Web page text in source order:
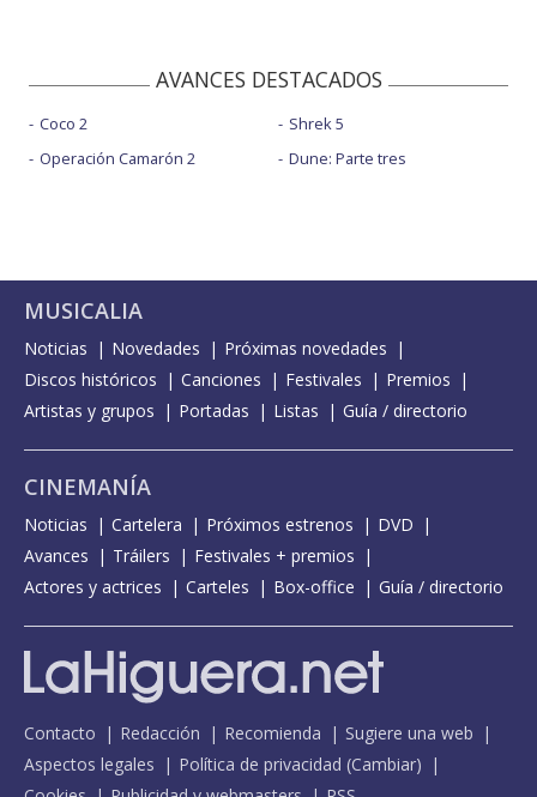
AVANCES DESTACADOS
Coco 2
Operación Camarón 2
Shrek 5
Dune: Parte tres
MUSICALIA
Noticias Novedades
Próximas novedades
Discos históricos
Canciones Festivales
Premios
Artistas y grupos
Portadas Listas Guía / directorio
CINEMANÍA
Noticias Cartelera Próximos estrenos
DVD
Avances
Tráilers
Festivales + premios
Actores y actrices
Carteles Box-office Guía / directorio
Contacto Redacción Recomienda
Sugiere una web
Aspectos legales
Política de privacidad (Cambiar)